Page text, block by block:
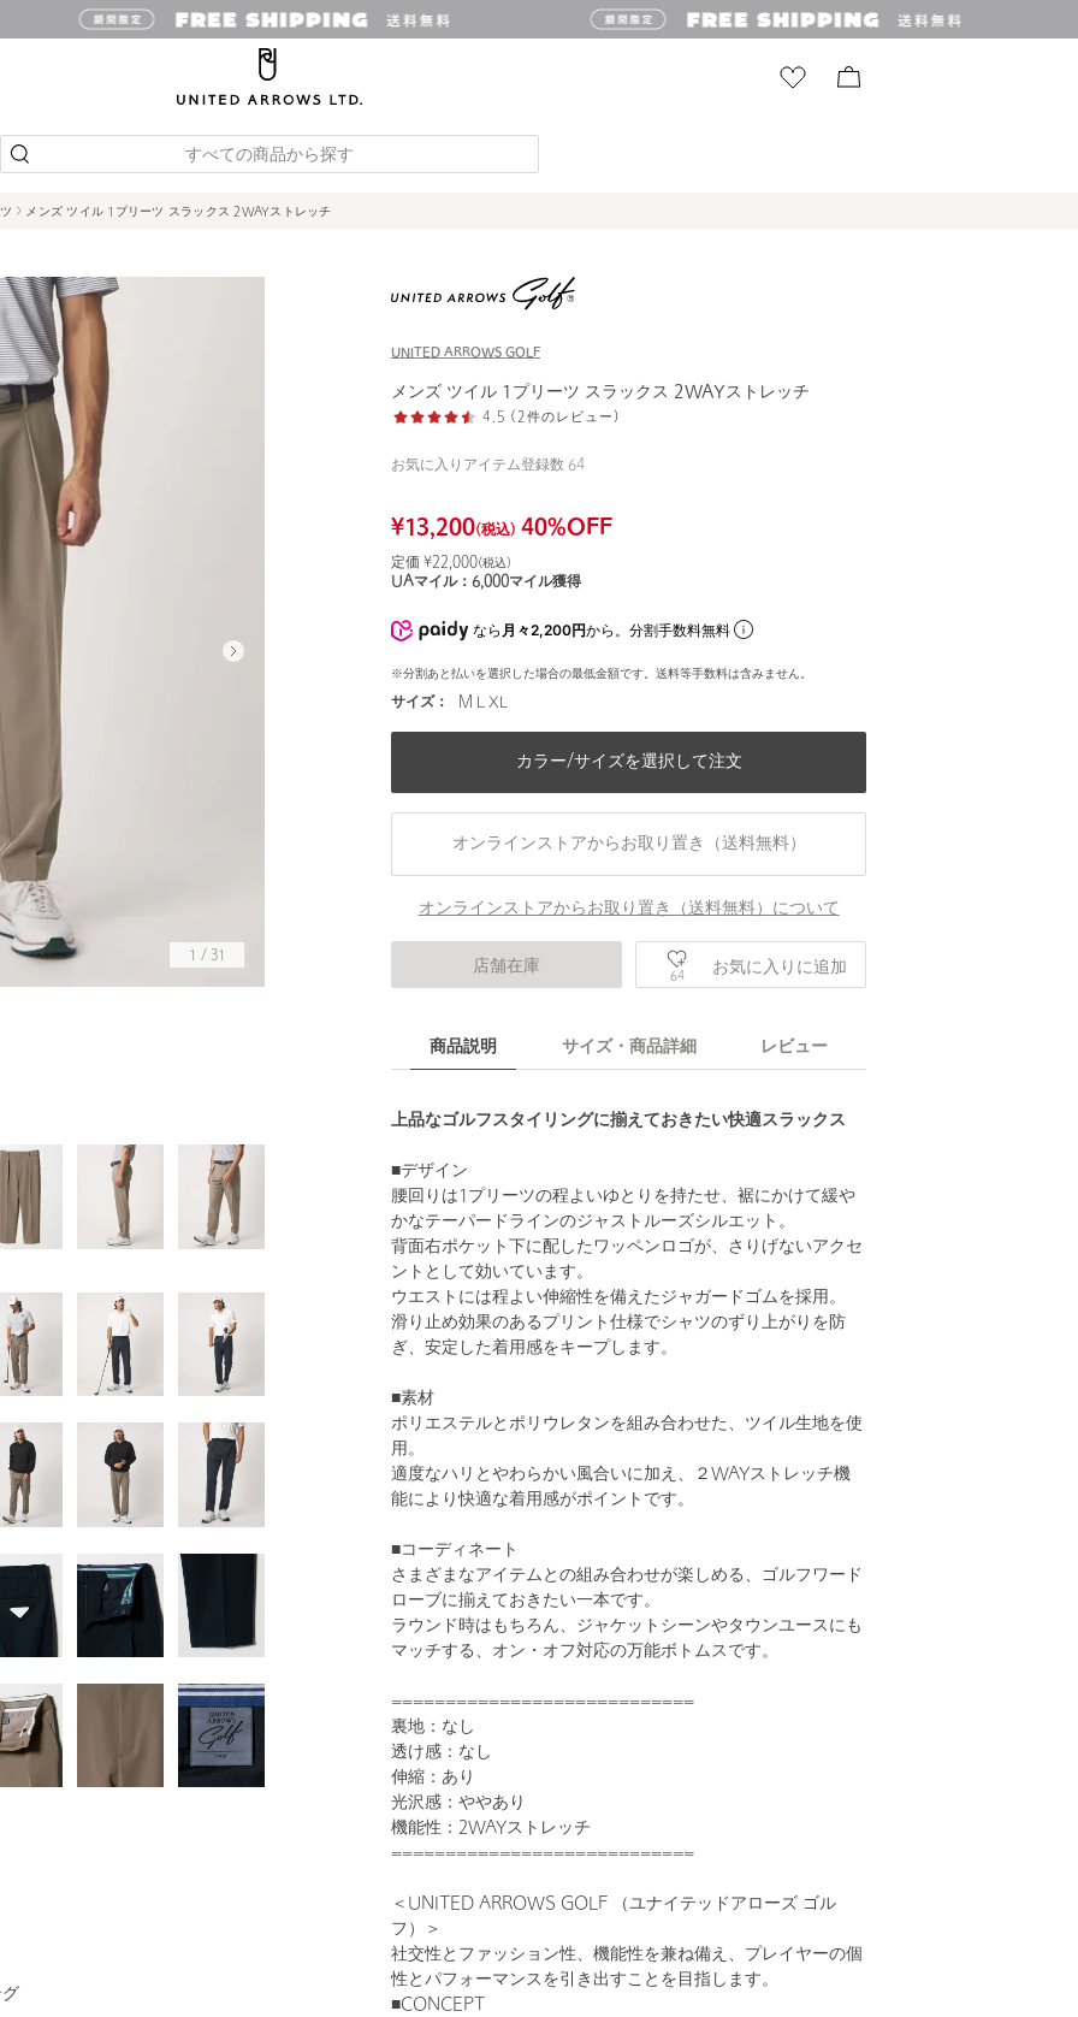
すべての商品から探す
メンズ ツイル 1プリーツ スラックス 2WAYストレッチ
1 / 31
UNITED ARROWS GOLF
メンズ ツイル 1プリーツ スラックス 2WAYストレッチ
4.5 (2件のレビュー)
お気に入りアイテム登録数 64
¥13,200(税込) 40%OFF
定価 ¥22,000(税込)
UAマイル： 6,000マイル獲得
なら 月々2,200円から。分割手数料無料
※分割あと払いを選択した場合の最低金額です。送料等手数料は含みません。
サイズ： M L XL
カラー/サイズを選択して注文
オンラインストアからお取り置き（送料無料）
オンラインストアからお取り置き（送料無料）について
店舗在庫
64 お気に入りに追加
商品説明 サイズ・商品詳細 レビュー
上品なゴルフスタイリングに揃えておきたい快適スラックス
■デザイン
腰回りは1プリーツの程よいゆとりを持たせ、裾にかけて緩や
かなテーパードラインのジャストルーズシルエット。
背面右ポケット下に配したワッペンロゴが、さりげないアクセ
ントとして効いています。
ウエストには程よい伸縮性を備えたジャガードゴムを採用。
滑り止め効果のあるプリント仕様でシャツのずり上がりを防
ぎ、安定した着用感をキープします。
■素材
ポリエステルとポリウレタンを組み合わせた、ツイル生地を使
用。
適度なハリとやわらかい風合いに加え、２WAYストレッチ機
能により快適な着用感がポイントです。
■コーディネート
さまざまなアイテムとの組み合わせが楽しめる、ゴルフワード
ローブに揃えておきたい一本です。
ラウンド時はもちろん、ジャケットシーンやタウンユースにも
マッチする、オン・オフ対応の万能ボトムスです。
============================
裏地：なし
透け感：なし
伸縮：あり
光沢感：ややあり
機能性：2WAYストレッチ
============================
＜UNITED ARROWS GOLF （ユナイテッドアローズ ゴル
フ）＞
社交性とファッション性、機能性を兼ね備え、プレイヤーの個
性とパフォーマンスを引き出すことを目指します。
■CONCEPT